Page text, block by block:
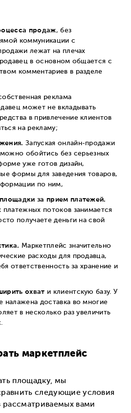
продаж, без
коммуникации с
лежат на плечах
в основном общается с
комментариев в разделе
реклама
может не вкладывать
в привлечение клиентов
на рекламу;
Запуская онлайн-продажи
обойтись без серьезных
уже готов дизайн,
формы для заведения товаров,
по ним,
за прием платежей.
платежных потоков занимается
получаете деньги на свой
Маркетплейс значительно
расходы для продавца,
ответственность за хранение и
охват и клиентскую базу. У
налажена доставка во многие
в несколько раз увеличить
маркетплейс
площадку, мы
следующие условия
рассматриваемых вами